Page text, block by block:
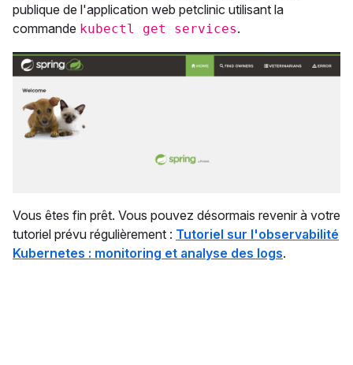
publique de l'application web petclinic utilisant la
commande kubectl get services.
Vous êtes fin prêt. Vous pouvez désormais revenir à votre
tutoriel prévu régulièrement : Tutoriel sur l'observabilité
Kubernetes : monitoring et analyse des logs.